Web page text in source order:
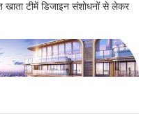
खाता टीमें डिजाइन संशोधनों से लेकर